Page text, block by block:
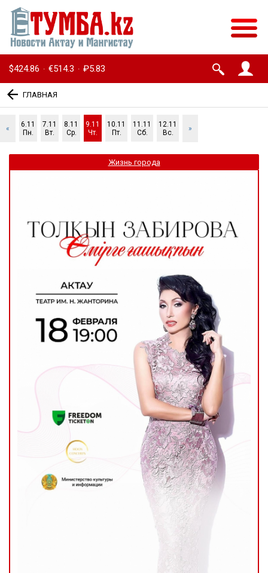
$424.86 · €514.3 · ₽5.83
ГЛАВНАЯ
«
6.11
Пн.
7.11
Вт.
8.11
Ср.
9.11
Чт.
10.11
Пт.
11.11
Сб.
12.11
Вс.
»
Жизнь города